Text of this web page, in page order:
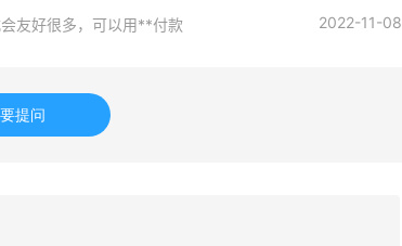
友好很多，可以用**付款 2022-11-08
提问
ERGO Baby